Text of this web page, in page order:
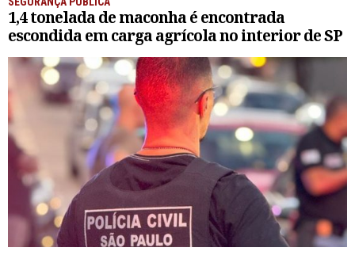
1,4 tonelada de maconha é encontrada
escondida em carga agrícola no interior de SP